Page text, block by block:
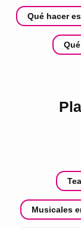
Qué hacer
Musicales